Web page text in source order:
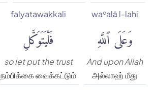
waʿalā l-lahi
وَعَلَى ٱللَّهِ
And upon Allah
அல்லாஹ் மீது
falyatawakkali
فَلْيَتَوَكَّلِ
so let put the trust
நம்பிக்கை வைக்கட்டும்